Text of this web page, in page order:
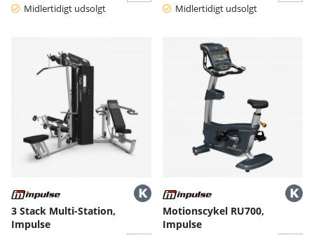
Midlertidigt udsolgt Midlertidigt udsolgt
3 Stack Multi-Station,
Impulse
Motionscykel RU700,
Impulse